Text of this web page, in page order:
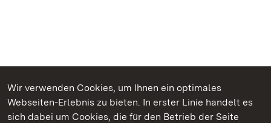
Wir verwenden Cookies, um Ihnen ein optimales
Webseiten-Erlebnis zu bieten. In erster Linie handelt es
sich dabei um Cookies, die für den Betrieb der Seite
Kommen. Staunen. Genießen.